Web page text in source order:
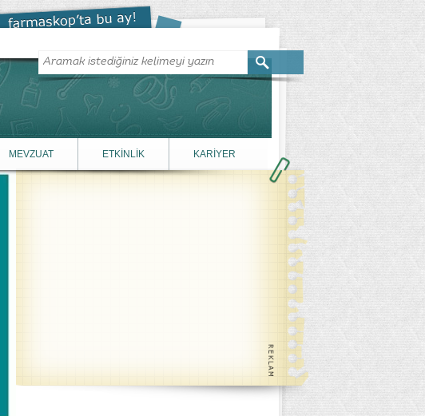
MEVZUAT ETKİNLİK KARİYER